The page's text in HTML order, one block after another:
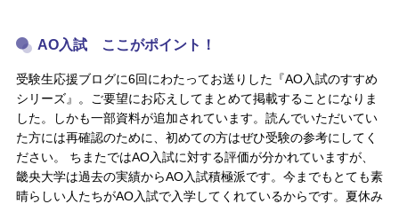
AO入試 ここがポイント！
受験生応援ブログに6回にわたってお送りした『AO入試のすすめ
シリーズ』。ご要望にお応えしてまとめて掲載することになりま
した。しかも一部資料が追加されています。読んでいただいてい
た方には再確認のために、初めての方はぜひ受験の参考にしてく
ださい。 ちまたではAO入試に対する評価が分かれていますが、
畿央大学は過去の実績からAO入試積極派です。今までもとても素
晴らしい人たちがAO入試で入学してくれているからです。夏休み